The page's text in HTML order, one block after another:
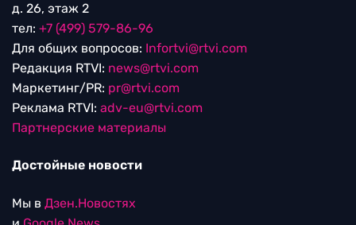
д. 26, этаж 2
тел: +7 (499) 579-86-96
Для общих вопросов: Infortvi@rtvi.com
Редакция RTVI: news@rtvi.com
Маркетинг/PR: pr@rtvi.com
Реклама RTVI: adv-eu@rtvi.com
Партнерские материалы
Достойные новости
Мы в Дзен.Новостях